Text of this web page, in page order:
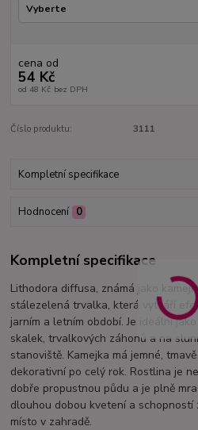
cena od
54 Kč
od 48 Kč bez DPH
Číslo produktu: 3111
Kompletní specifikace
Hodnocení 0
Kompletní specifikace
Lithodora diffusa, známá jako
stálezelená trvalka, která vytváří
jarním a letním období. Je ideální
skalek, trvalkových záhonů a na
stanoviště. Kamejka má jemné,
dekorativní po celý rok. Rostlina je
dobře propustnou půdu a je plně
dlouhou dobou kvetení a
místo v zahradě.